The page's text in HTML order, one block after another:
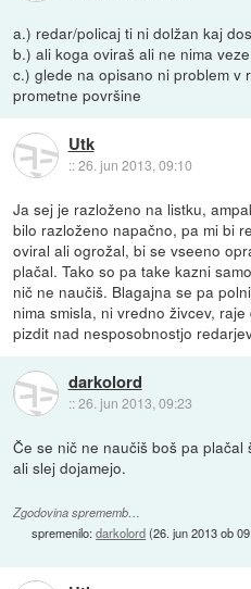
a.) redar/policaj ti ni dolžan kaj
b.) ali koga oviraš ali ne nima veze
c.) glede na opisano ni problem v
prometne površine
Utk
::26. jun 2013, 09:10
Ja sej je razloženo na listku,
bilo razloženo napačno, pa mi bi
oviral ali ogrožal, bi se vseeno
plačal. Tako so pa take kazni
nič ne naučiš. Blagajna se pa
nima smisla, ni vredno živcev,
pizdit nad nesposobnostjo
darkolord
::26. jun 2013, 09:23
Če se nič ne naučiš boš pa
ali slej dojamejo.
Zgodovina sprememb…
spremenilo:darkolord(26. jun 2013 ob